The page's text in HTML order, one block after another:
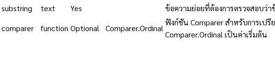
substring
text Yes
ข้อความย่อยที่ต้องการตรวจสอบว่
comparer
function Optional Comparer.Ordinal
ฟังก์ชัน Comparer สำหรับการเปรี
Comparer.Ordinal เป็นค่าเริ่มต้น